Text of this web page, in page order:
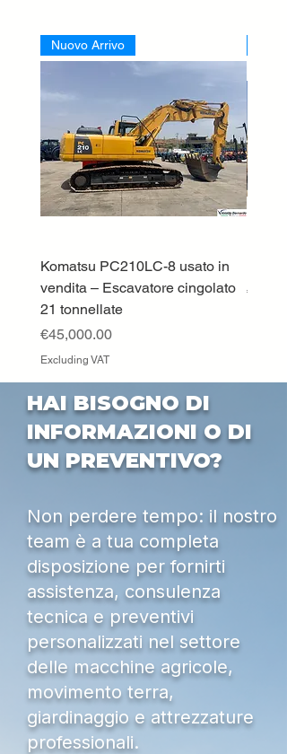
Nuovo Arrivo
Komatsu PC210LC-8 usato in
vendita – Escavatore cingolato
21 tonnellate
Price
€45,000.00
Excluding VAT
Price
HAI BISOGNO DI
INFORMAZIONI O DI
UN PREVENTIVO?
Non perdere tempo: il nostro
team è a tua completa
disposizione per fornirti
assistenza, consulenza
tecnica e preventivi
personalizzati nel settore
delle macchine agricole,
movimento terra,
giardinaggio e attrezzature
professionali.